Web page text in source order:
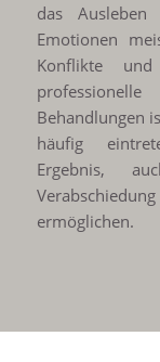
das
Emotionen
Konflikte
Behandlungen
häufig
Ergebnis,
ermöglichen.